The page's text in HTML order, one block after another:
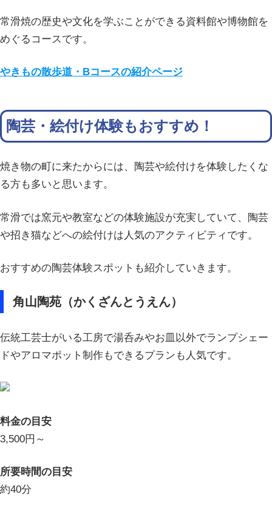
常滑焼の歴史や文化を学ぶことができる資料館や博物館を
めぐるコースです。
やきもの散歩道・Bコースの紹介ページ
陶芸・絵付け体験もおすすめ！
焼き物の町に来たからには、陶芸や絵付けを体験したくな
る方も多いと思います。
常滑では窯元や教室などの体験施設が充実していて、陶芸
や招き猫などへの絵付けは人気のアクティビティです。
おすすめの陶芸体験スポットも紹介していきます。
角山陶苑（かくざんとうえん）
伝統工芸士がいる工房で湯呑みやお皿以外でランプシェー
ドやアロマポット制作もできるプランも人気です。
料金の目安
3,500円～
所要時間の目安
約40分